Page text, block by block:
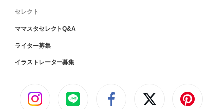
セレクト
ママスタセレクトQ&A
ライター募集
イラストレーター募集